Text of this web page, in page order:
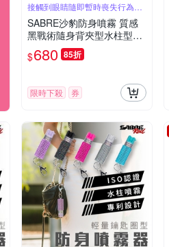
接觸到眼睛隨即暫時喪失行為能
力約60分鐘
SABRE沙豹防身噴霧 質感
黑戰術隨身背夾型水柱型防
身噴霧
$680 85折
限時下殺 券